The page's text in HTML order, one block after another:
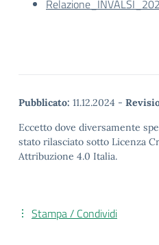
Pubblicato: 11.12.2024 -
Eccetto dove diversamente
stato rilasciato sotto Licenza
Attribuzione 4.0 Italia.
Stampa / Condividi